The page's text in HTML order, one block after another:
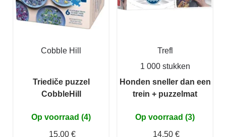
Cobble Hill
Triediče puzzel
CobbleHill
Op voorraad (4)
15,00 €
Trefl
1 000 stukken
Honden sneller dan een
trein + puzzelmat
Op voorraad (3)
14,50 €